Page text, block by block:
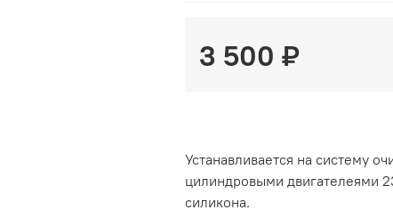
3 500 ₽
Устанавливается на систему
цилиндровыми двигателеями
силикона.